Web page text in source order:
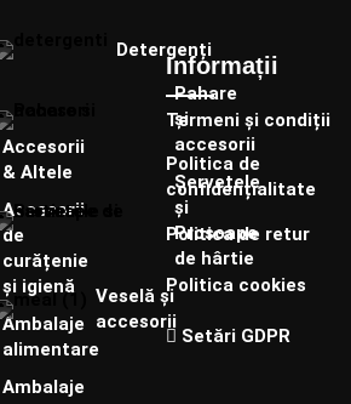
Accesorii
& Altele
Accesorii
de
curățenie
și igienă
Ambalaje
alimentare
Ambalaje
Detergenți
Pahare
și
accesorii
Șervețele
și
Prosoape
de hârtie
Veselă și
accesorii
Informații
Termeni și condiții
Politica de
confidențialitate
Politica de retur
Politica cookies
Setări GDPR